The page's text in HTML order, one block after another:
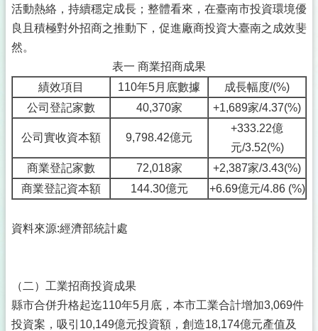
活動熱絡，持續穩定成長；整體看來，在臺南市投資環境優
良且積極對外招商之推動下，促進廠商投資大臺南之成效斐
然。
表一 商業招商成果
績效項目
110年5月底數據
成長幅度/(%)
公司登記家數
40,370家 +1,689家/4.37(%)
公司實收資本額 9,798.42億元
+333.22億
元/3.52(%)
商業登記家數
72,018家
+2,387家/3.43(%)
商業登記資本額
144.30億元 +6.69億元/4.86 (%)
資料來源:經濟部統計處
（二）工業招商投資成果
縣市合併升格起迄110年5月底，本市工業合計增加3,069件
投資案，吸引10,149億元投資額，創造18,174億元產值及